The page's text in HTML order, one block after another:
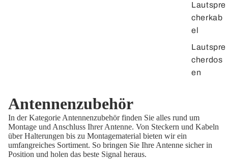
Lautspre
cherkab
el
Lautspre
cherdos
en
Antennenzubehör
In der Kategorie Antennenzubehör finden Sie alles rund um
Montage und Anschluss Ihrer Antenne. Von Steckern und Kabeln
über Halterungen bis zu Montagematerial bieten wir ein
umfangreiches Sortiment. So bringen Sie Ihre Antenne sicher in
Position und holen das beste Signal heraus.